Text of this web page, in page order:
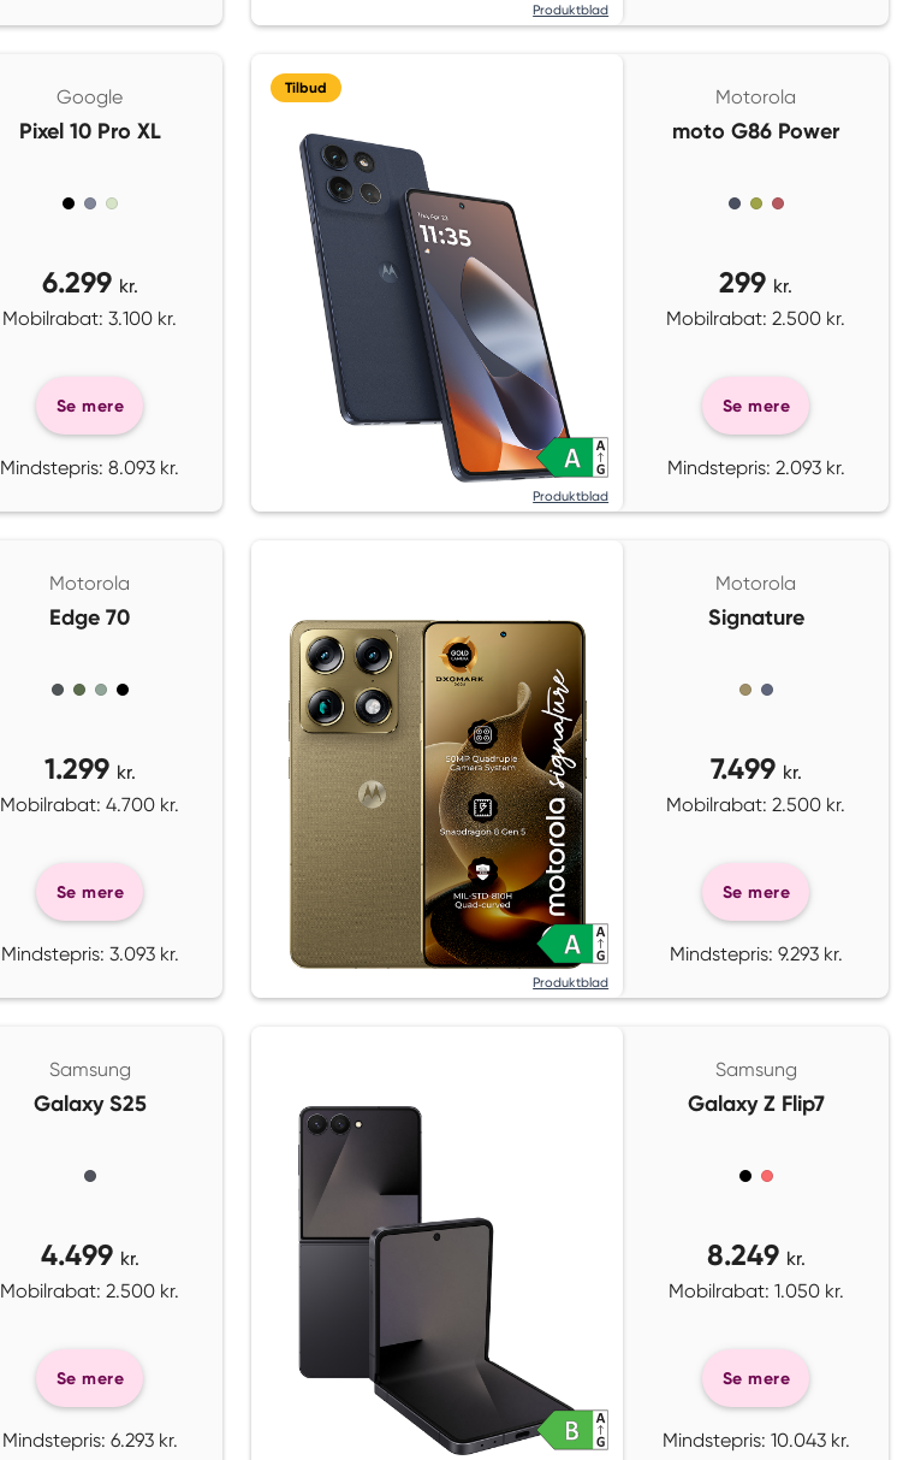
Produktblad
Google
Pixel 10 Pro XL
6.299 kr.
Mobilrabat: 3.100 kr.
Se mere
Mindstepris: 8.093 kr.
Tilbud
Produktblad
Motorola
moto G86 Power
299 kr.
Mobilrabat: 2.500 kr.
Se mere
Mindstepris: 2.093 kr.
Motorola
Edge 70
1.299 kr.
Mobilrabat: 4.700 kr.
Se mere
Mindstepris: 3.093 kr.
Produktblad
Motorola
Signature
7.499 kr.
Mobilrabat: 2.500 kr.
Se mere
Mindstepris: 9.293 kr.
Samsung
Galaxy S25
4.499 kr.
Mobilrabat: 2.500 kr.
Se mere
Mindstepris: 6.293 kr.
Samsung
Galaxy Z Flip7
8.249 kr.
Mobilrabat: 1.050 kr.
Se mere
Mindstepris: 10.043 kr.